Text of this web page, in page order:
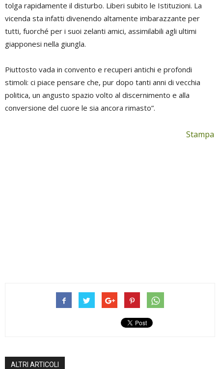
tolga rapidamente il disturbo. Liberi subito le Istituzioni. La
vicenda sta infatti divenendo altamente imbarazzante per
tutti, fuorché per i suoi zelanti amici, assimilabili agli ultimi
giapponesi nella giungla.
Piuttosto vada in convento e recuperi antichi e profondi
stimoli: ci piace pensare che, pur dopo tanti anni di vecchia
politica, un angusto spazio volto al discernimento e alla
conversione del cuore le sia ancora rimasto”.
Stampa
ALTRI ARTICOLI